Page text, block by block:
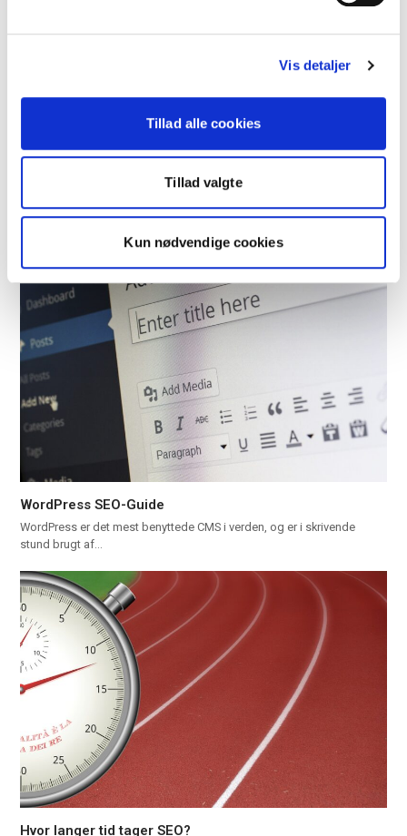
Vis detaljer
Tillad alle cookies
Tillad valgte
Kun nødvendige cookies
For at opnå resultater gennem søgemaskineoptimering er det ikke
tilstrækkeligt at udarbejde en lang række…
WordPress SEO-Guide
WordPress er det mest benyttede CMS i verden, og er i skrivende
stund brugt af…
Hvor langer tid tager SEO?